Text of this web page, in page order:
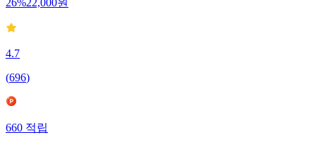
26%22,000원
4.7
(696)
660 적립